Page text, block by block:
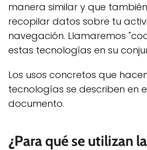
manera similar y que
recopilar datos sobre tu
navegación. Llamaremos
estas tecnologías en su
Los usos concretos que
tecnologías se describen en
documento.
¿Para qué se utilizan